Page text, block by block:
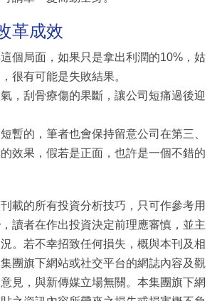
革成效
個局面，如果只是拿出利潤的10%，姑
很有可能是失敗結果。
，刮骨療傷的果斷，讓公司短痛過後迎
暫的，筆者也會保持留意公司在第三、
效果，假若是正面，也許是一個不錯的
載的所有投資分析技巧，只可作參考用
讀者在作出投資決定前理應審慎，並主
。若不幸招致任何損失，概與本刊及相
團旗下網站或社交平台的網誌內容及觀
見，與新傳媒立場無關。本集團旗下網